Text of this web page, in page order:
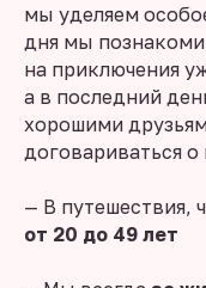
мы уделяем
дня мы
на приключения
а в последний
хорошими
договариваться
— В путешествия,
от 20 до 49 лет